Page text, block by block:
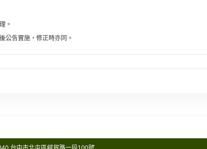
。
公告實施，修正時亦同。